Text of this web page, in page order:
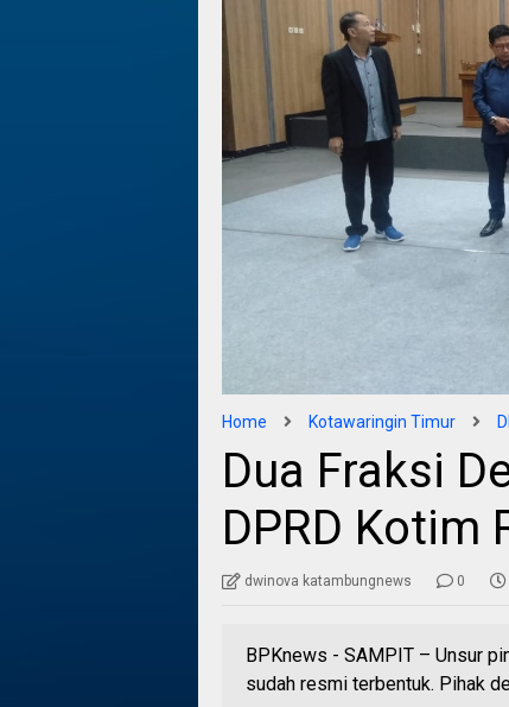
Home Kotawaringin Timur
Dua Fraksi
DPRD Kotim
dwinova katambungnews 0
BPKnews - SAMPIT – Unsur
sudah resmi terbentuk. Pihak